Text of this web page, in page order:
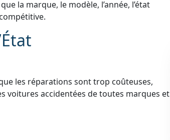
la marque, le modèle, l’année, l’état
les réparations sont trop coûteuses,
voitures accidentées de toutes marques et